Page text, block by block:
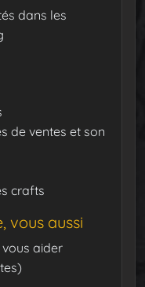
dans les
de ventes et son
crafts
vous aussi
aider